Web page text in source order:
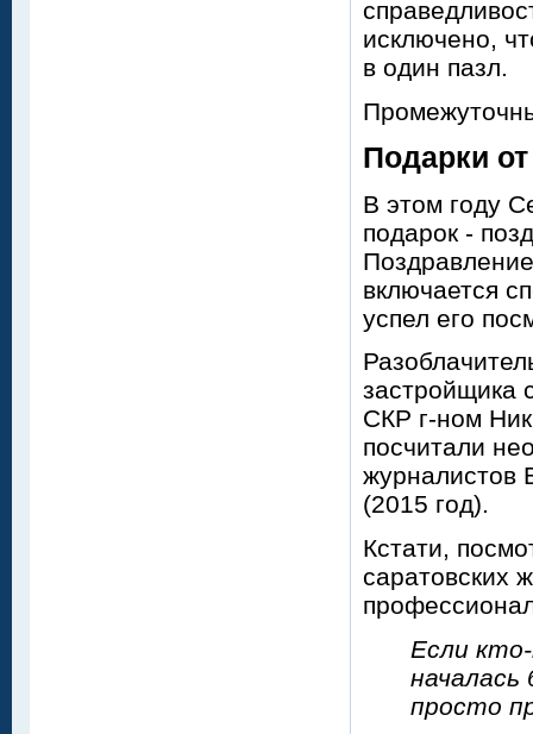
исключено,
в один пазл.
Подарки
В этом году
подарок -
включается
успел его
застройщика
СКР г-ном
посчитали
журналистов
(2015 год).
Кстати,
саратовских
Если
началась
просто